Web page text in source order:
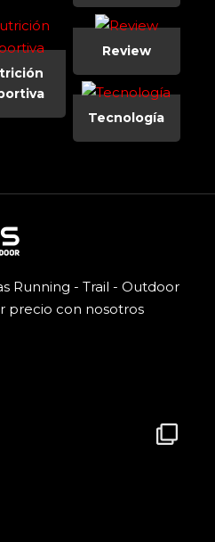
Review
Tecnología
Running - Trail - Outdoor
precio con nosotros